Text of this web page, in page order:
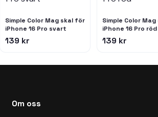
Simple Color Mag skal för
iPhone 16 Pro svart
139 kr
Simple Color
iPhone 16 Pro röd
139 kr
Om oss